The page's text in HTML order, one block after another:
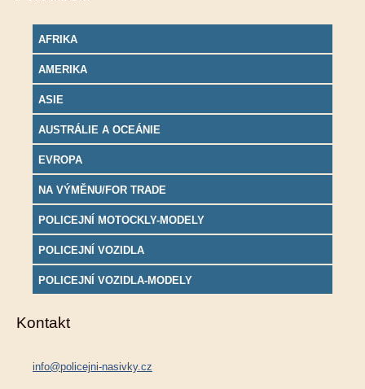
AFRIKA
AMERIKA
ASIE
AUSTRÁLIE A OCEÁNIE
EVROPA
NA VÝMĚNU/FOR TRADE
POLICEJNÍ MOTOCKLY-MODELY
POLICEJNÍ VOZIDLA
POLICEJNÍ VOZIDLA-MODELY
Kontakt
info@policejni-nasivky.cz